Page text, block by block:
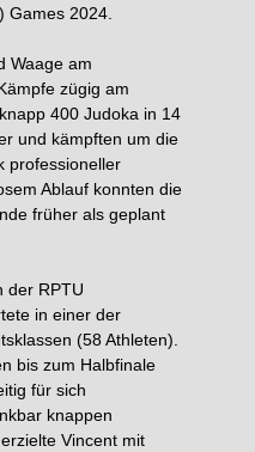
Games 2024.
Waage am
zügig am
400 Judoka in 14
und kämpften um die
professioneller
Ablauf konnten die
früher als geplant
der RPTU
in einer der
(58 Athleten).
bis zum Halbfinale
für sich
knappen
Vincent mit